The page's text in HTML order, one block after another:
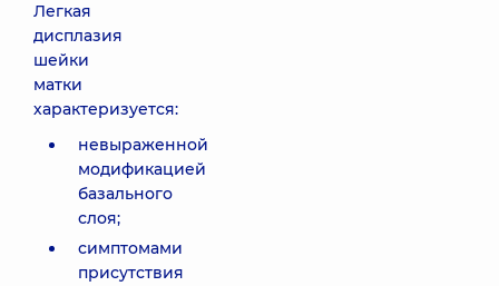
Легкая
дисплазия
шейки
матки
характеризуется:
невыраженной
модификацией
базального
слоя;
симптомами
присутствия